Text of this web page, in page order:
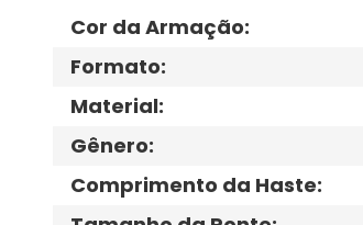
Cor da Armação:
Formato:
Material:
Gênero:
Comprimento da Haste: